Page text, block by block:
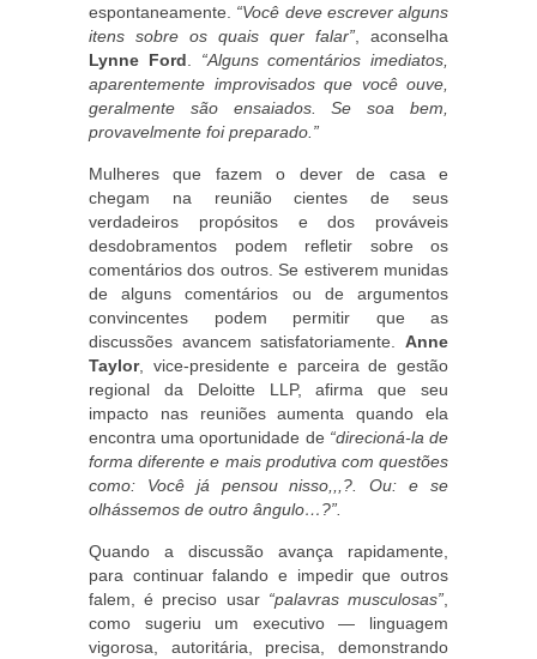
espontaneamente. “Você deve escrever alguns
itens sobre os quais quer falar”, aconselha
Lynne Ford. “Alguns comentários imediatos,
aparentemente improvisados que você ouve,
geralmente são ensaiados. Se soa bem,
provavelmente foi preparado.”
Mulheres que fazem o dever de casa e
chegam na reunião cientes de seus
verdadeiros propósitos e dos prováveis
desdobramentos podem refletir sobre os
comentários dos outros. Se estiverem munidas
de alguns comentários ou de argumentos
convincentes podem permitir que as
discussões avancem satisfatoriamente. Anne
Taylor, vice-presidente e parceira de gestão
regional da Deloitte LLP, afirma que seu
impacto nas reuniões aumenta quando ela
encontra uma oportunidade de “direcioná-la de
forma diferente e mais produtiva com questões
como: Você já pensou nisso,,,?. Ou: e se
olhássemos de outro ângulo…?”.
Quando a discussão avança rapidamente,
para continuar falando e impedir que outros
falem, é preciso usar“palavras musculosas”,
como sugeriu um executivo — linguagem
vigorosa, autoritária, precisa, demonstrando